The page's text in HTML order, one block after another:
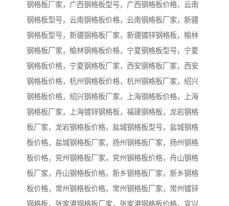
钢格板厂家，广西钢格板型号，广西钢格板价格，云南
钢格板型号，云南钢格板价格，云南钢格板厂家，新疆
钢格板型号，新疆钢格板厂家，新疆镀锌钢格板，榆林
钢格板厂家，榆林钢格板价格，宁夏钢格板型号，宁夏
钢格板价格，宁夏钢格板厂家，西安钢格板厂家，西安
钢格板价格，杭州钢格板价格，杭州钢格板厂家，绍兴
钢格板价格，绍兴钢格板厂家，上海钢格板价格，上海
钢格板厂家，上海镀锌钢格板，福建钢格板，龙岩钢格
板厂家，龙岩钢格板价格，盐城钢格板型号，盐城钢格
板价格，盐城钢格板厂家，扬州钢格板厂家，扬州钢格
板价格，兖州钢格板厂家，兖州钢格板价格，舟山钢格
板厂家，舟山钢格板价格，新乡钢格板厂家，新乡钢格
板价格，常州钢格板价格，常州钢格板厂家，常州镀锌
钢格板，张家港钢格板厂家，张家港钢格板价格，宜兴